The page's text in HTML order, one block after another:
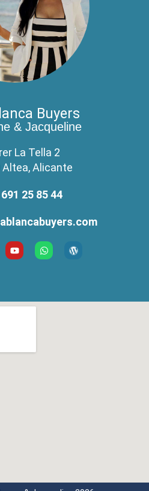
Buyers
& Jacqueline
La Tella 2
Altea, Alicante
25 85 44